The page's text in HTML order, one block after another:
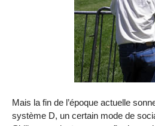
Mais la fin de l’époque actuelle
système D, un certain mode de